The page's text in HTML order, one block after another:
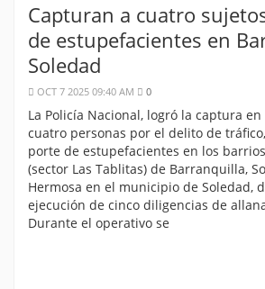
Capturan a cuatro
de estupefacientes en
Soledad
OCT 7 2025 09:40 AM 0
La Policía Nacional, logró la captura
cuatro personas por el delito de
porte de estupefacientes en los
(sector Las Tablitas) de Barranquilla,
Hermosa en el municipio de Soledad,
ejecución de cinco diligencias de
Durante el operativo se